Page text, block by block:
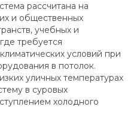
рассчитана на
и общественных
учебных и
требуется
условий при
в потолок.
уличных температурах
в суровых
холодного